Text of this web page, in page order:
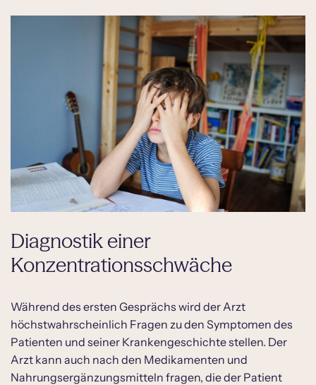
Diagnostik einer
Konzentrationsschwäche
Während des ersten Gesprächs wird der Arzt
höchstwahrscheinlich Fragen zu den Symptomen des
Patienten und seiner Krankengeschichte stellen. Der
Arzt kann auch nach den Medikamenten und
Nahrungsergänzungsmitteln fragen, die der Patient